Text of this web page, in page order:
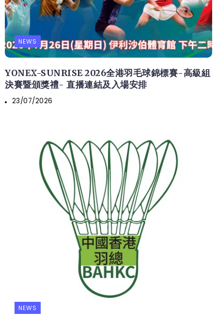
NEWS
YONEX-SUNRISE 2026全港羽毛球錦標賽-高級組
決賽暨頒獎禮- 直播連結及入場安排
23/07/2026
NEWS